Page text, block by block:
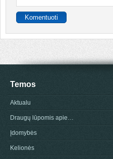
Temos
Aktualu
Draugų lūpomis apie…
Įdomybės
Kelionės